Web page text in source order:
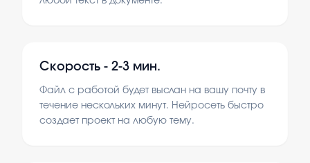
Скорость - 2-3 мин.
Файл с работой будет выслан на вашу почту в
течение нескольких минут. Нейросеть быстро
создает проект на любую тему.